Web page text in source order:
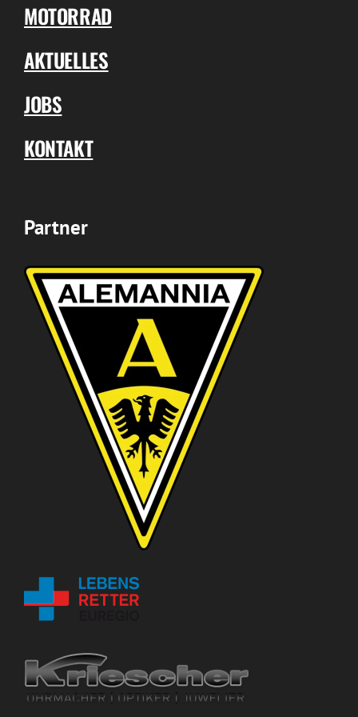
MOTORRAD
AKTUELLES
JOBS
KONTAKT
Partner